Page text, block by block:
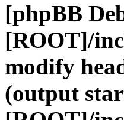
[phpBB
[ROOT]/
modify
(output